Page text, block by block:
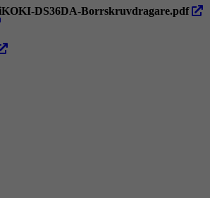
ny
DS36DA-Borrskruvdragare.pdf